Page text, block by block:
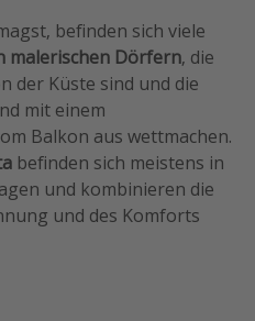
befinden sich viele
malerischen Dörfern, die
der Küste sind und die
mit einem
Balkon aus wettmachen.
befinden sich meistens in
und kombinieren die
und des Komforts